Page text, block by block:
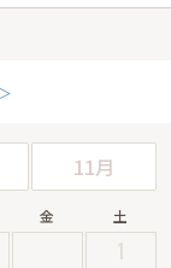
11月
金 土
1